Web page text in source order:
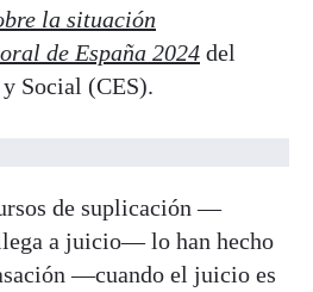
la situación
de España 2024 del
Social (CES).
de suplicación —
a juicio— lo han hecho
—cuando el juicio es